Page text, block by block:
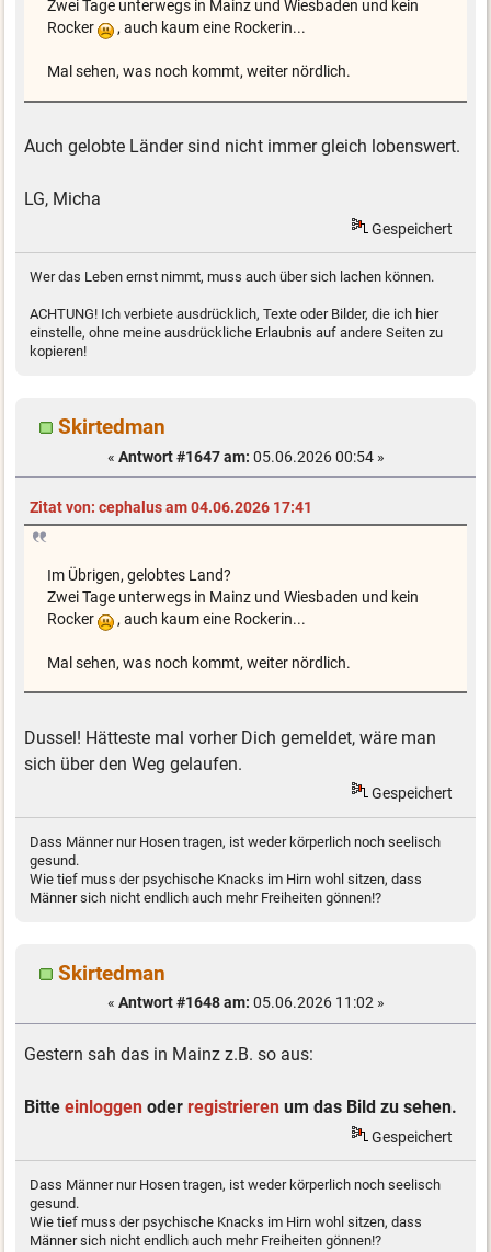
Zwei Tage unterwegs in Mainz und Wiesbaden und kein
Rocker
, auch kaum eine Rockerin...
Mal sehen, was noch kommt, weiter nördlich.
Auch gelobte Länder sind nicht immer gleich lobenswert.
LG, Micha
Gespeichert
Wer das Leben ernst nimmt, muss auch über sich lachen können.
ACHTUNG! Ich verbiete ausdrücklich, Texte oder Bilder, die ich hier
einstelle, ohne meine ausdrückliche Erlaubnis auf andere Seiten zu
kopieren!
Skirtedman
« Antwort #1647 am: 05.06.2026 00:54 »
Zitat von: cephalus am 04.06.2026 17:41
Im Übrigen, gelobtes Land?
Zwei Tage unterwegs in Mainz und Wiesbaden und kein
Rocker
, auch kaum eine Rockerin...
Mal sehen, was noch kommt, weiter nördlich.
Dussel! Hätteste mal vorher Dich gemeldet, wäre man
sich über den Weg gelaufen.
Gespeichert
Dass Männer nur Hosen tragen, ist weder körperlich noch seelisch
gesund.
Wie tief muss der psychische Knacks im Hirn wohl sitzen, dass
Männer sich nicht endlich auch mehr Freiheiten gönnen!?
Skirtedman
« Antwort #1648 am: 05.06.2026 11:02 »
Gestern sah das in Mainz z.B. so aus:
Bitteeinloggen oderregistrieren um das Bild zu sehen.
Gespeichert
Dass Männer nur Hosen tragen, ist weder körperlich noch seelisch
gesund.
Wie tief muss der psychische Knacks im Hirn wohl sitzen, dass
Männer sich nicht endlich auch mehr Freiheiten gönnen!?